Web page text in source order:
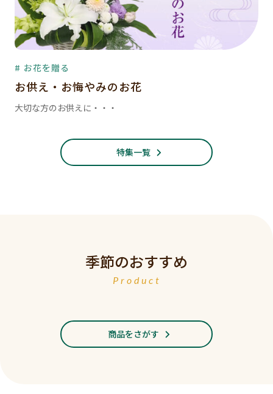
# お花を贈る
お供え・お悔やみのお花
大切な方のお供えに・・・
特集一覧
季節のおすすめ
Product
商品をさがす